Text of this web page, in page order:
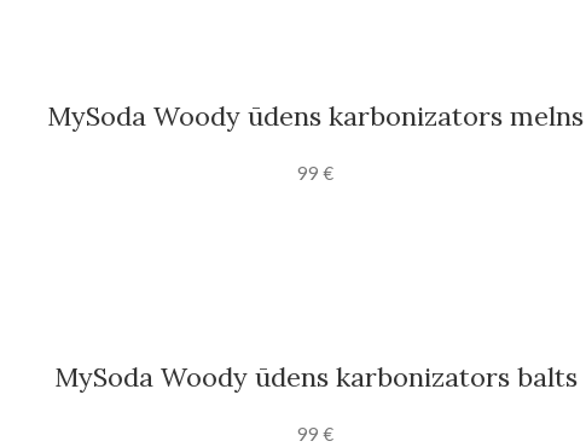
MySoda Woody ūdens karbonizators melns
99 €
MySoda Woody ūdens karbonizators balts
99 €